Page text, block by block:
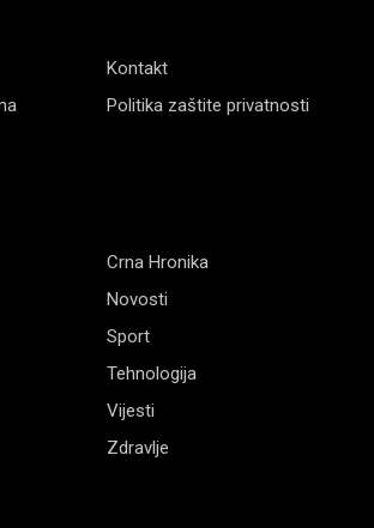
Kontakt
Politika zaštite privatnosti
Crna Hronika
Novosti
Sport
Tehnologija
Vijesti
Zdravlje